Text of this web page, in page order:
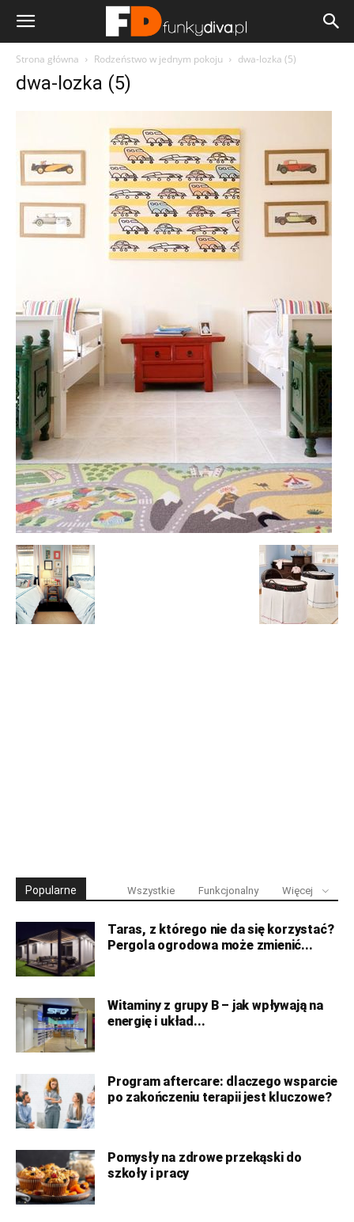
Strona główna Rodzeństwo w jednym pokoju dwa-lozka (5)
dwa-lozka (5)
Popularne Wszystkie Funkcjonalny Więcej
Taras, z którego nie da się korzystać?
Pergola ogrodowa może zmienić...
Witaminy z grupy B – jak wpływają na
energię i układ...
Program aftercare: dlaczego wsparcie
po zakończeniu terapii jest kluczowe?
Pomysły na zdrowe przekąski do
szkoły i pracy